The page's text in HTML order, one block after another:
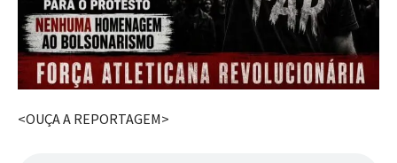
<OUÇA A REPORTAGEM>